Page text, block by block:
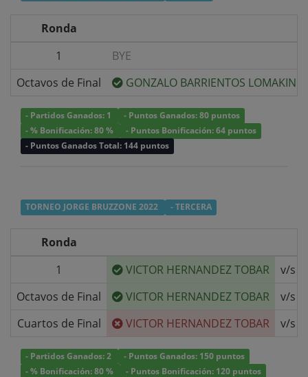
Ronda
1
BYE
Octavos de Final
GONZALO BARRIENTOS LOMAKIN
- Partidos Ganados: 1
- Puntos Ganados: 80 puntos
- % Bonificación: 80 %
- Puntos Bonificación: 64 puntos
- Puntos Ganados Total: 144 puntos
TORNEO JORGE BRUZZONE 2022 - TERCERA
Ronda
1
VICTOR HERNANDEZ TOBAR v/s
Octavos de Final
VICTOR HERNANDEZ TOBAR v/s
Cuartos de Final
VICTOR HERNANDEZ TOBAR v/s
- Partidos Ganados: 2
- Puntos Ganados: 150 puntos
- % Bonificación: 80 %
- Puntos Bonificación: 120 puntos